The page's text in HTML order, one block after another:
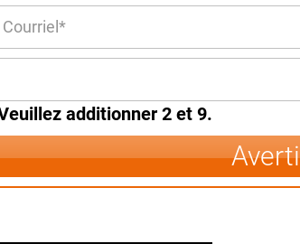
additionner 2 et 9.